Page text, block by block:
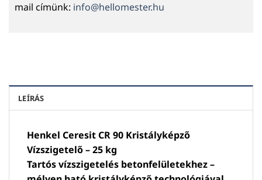
mail címünk: info@hellomester.hu
LEÍRÁS
Henkel Ceresit CR 90 Kristályképző
Vízszigetelő – 25 kg
Tartós vízszigetelés betonfelületekhez –